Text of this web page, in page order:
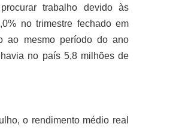
trabalho devido às
no trimestre fechado em
ao mesmo período do ano
no país 5,8 milhões de
o rendimento médio real